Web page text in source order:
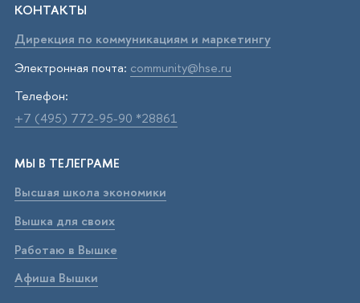
КОНТАКТЫ
Дирекция по коммуникациям и маркетингу
Электронная почта: community@hse.ru
Телефон:
+7 (495) 772-95-90 *28861
МЫ В ТЕЛЕГРАМЕ
Высшая школа экономики
Вышка для своих
Работаю в Вышке
Афиша Вышки